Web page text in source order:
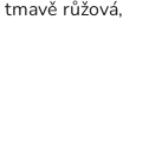
růžová,